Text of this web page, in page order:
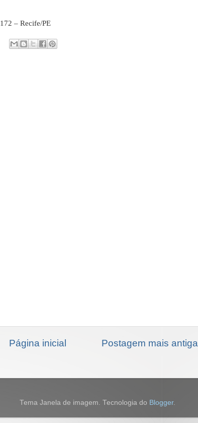
– Recife/PE
Postagem mais antiga
Página inicial
Tema Janela de imagem. Tecnologia do Blogger.